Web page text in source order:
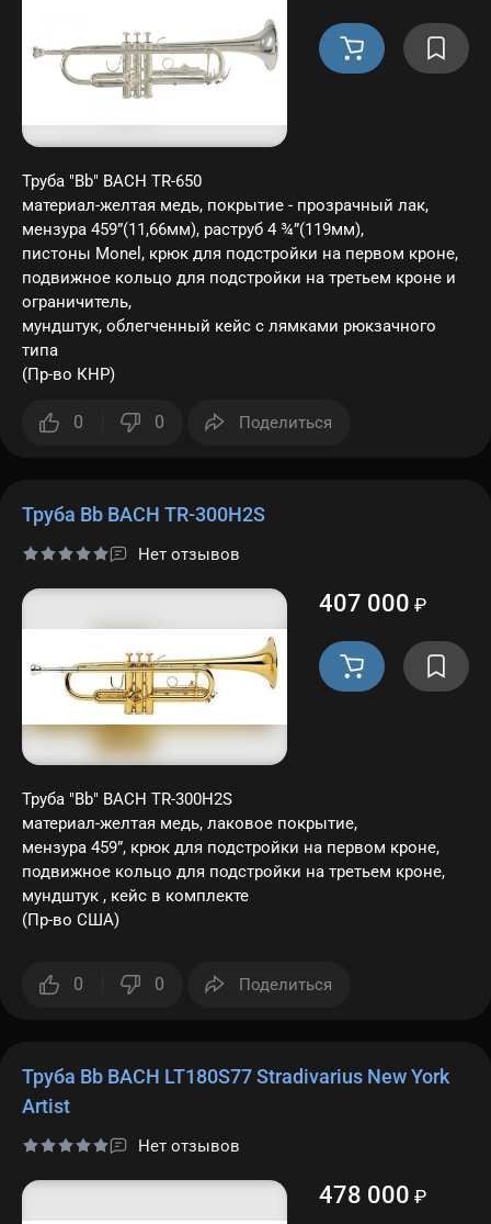
Труба "Bb" BACH TR-650
материал-желтая медь, покрытие - прозрачный лак,
мензура 459”(11,66мм), раструб 4 ¾”(119мм),
пистоны Monel, крюк для подстройки на первом кроне,
подвижное кольцо для подстройки на третьем кроне и
ограничитель,
мундштук, облегченный кейс с лямками рюкзачного
типа
(Пр-во КНР)
0 0 Поделиться
Труба Bb BACH TR-300H2S
Нет отзывов
407 000 ₽
Труба "Bb" BACH TR-300H2S
материал-желтая медь, лаковое покрытие,
мензура 459”, крюк для подстройки на первом кроне,
подвижное кольцо для подстройки на третьем кроне,
мундштук , кейс в комплекте
(Пр-во США)
0 0 Поделиться
Труба Bb BACH LT180S77 Stradivarius New York
Artist
Нет отзывов
478 000 ₽